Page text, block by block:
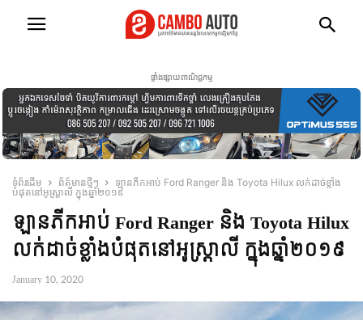
ផ្ទាំងផ្សាយពាណិជ្ជកម្ម
ទំព័រដើម ព័ត៍មានថ្មីៗ
ឡានភីកអាប់ Ford Ranger និង Toyota Hilux លក់ដាច់ខ្លាំង
បំផុតនៅអូស្ត្រាលី ក្នុងឆ្នាំ២០១៩
ឡានភីកអាប់ Ford Ranger និង Toyota Hilux
លក់ដាច់ខ្លាំងបំផុតនៅអូស្ត្រាលី ក្នុងឆ្នាំ២០១៩
January 10, 2020